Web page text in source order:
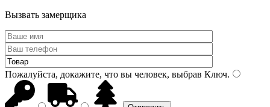
Вызвать замерщика
Пожалуйста, докажите, что вы человек, выбрав Ключ.